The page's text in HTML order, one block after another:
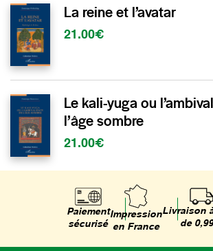
La reine et l’avatar
21.00€
Le kali-yuga ou
l’âge sombre
21.00€
Paiement
sécurisé
Impression
en France
Livraison
de